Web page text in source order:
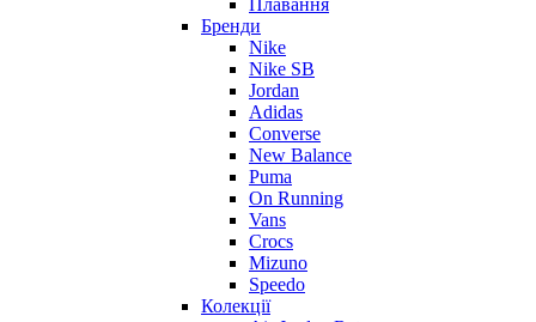
Бренди
Nike
Nike SB
Jordan
Adidas
Converse
New Balance
Puma
On Running
Vans
Crocs
Mizuno
Speedo
Колекції